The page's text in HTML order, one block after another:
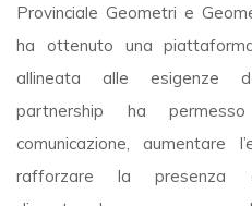
Provinciale Geometri e
ha ottenuto una piattaforma
allineata alle esigenze
partnership ha
comunicazione, aumentare
rafforzare la presenza